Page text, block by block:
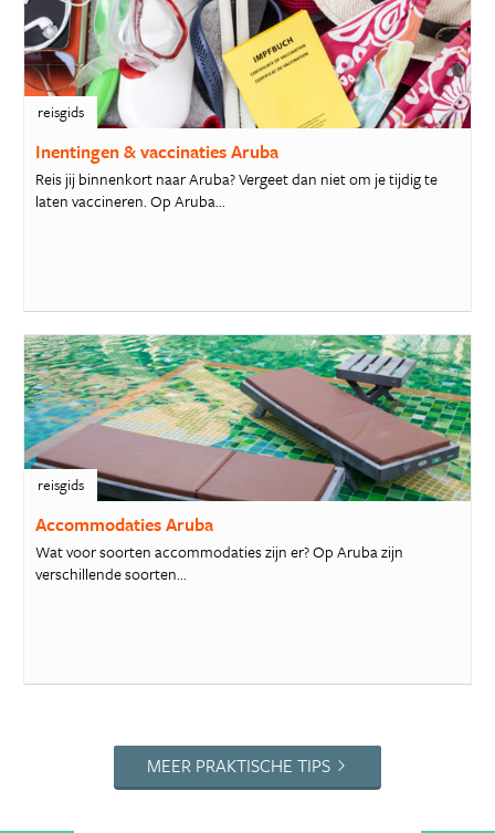
reisgids
Inentingen & vaccinaties Aruba
Reis jij binnenkort naar Aruba? Vergeet dan niet om je tijdig te
laten vaccineren. Op Aruba...
reisgids
Accommodaties Aruba
Wat voor soorten accommodaties zijn er? Op Aruba zijn
verschillende soorten...
MEER PRAKTISCHE TIPS